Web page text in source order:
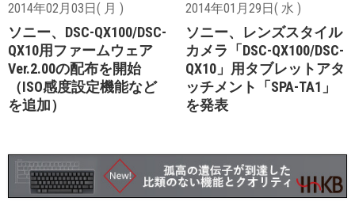
2014年02月03日( 月 )
ソニー、DSC-QX100/DSC-
QX10用ファームウェア
Ver.2.00の配布を開始
（ISO感度設定機能など
を追加）
2014年01月29日( 水 )
ソニー、レンズスタイル
カメラ「DSC-QX100/DSC-
QX10」用タブレットアタ
ッチメント「SPA-TA1」
を発表